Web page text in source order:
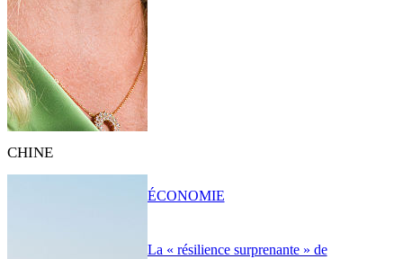
CHINE
La « résilience surprenante » de
ÉCONOMIE